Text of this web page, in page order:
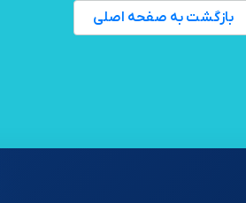
بازگشت به صفحه اصلی